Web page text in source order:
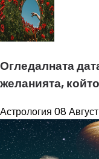
Огледалната
желанията,
Астрология 08